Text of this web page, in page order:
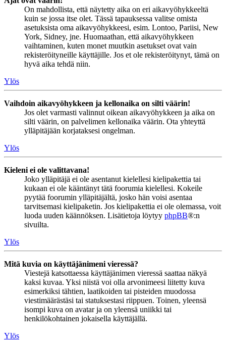
On mahdollista, että näytetty aika on eri aikavyöhykkeeltä
kuin se jossa itse olet. Tässä tapauksessa valitse omista
asetuksista oma aikavyöhykkeesi, esim. Lontoo, Pariisi, New
York, Sidney, jne. Huomaathan, että aikavyöhykkeen
vaihtaminen, kuten monet muutkin asetukset ovat vain
rekisteröityneille käyttäjille. Jos et ole rekisteröitynyt, tämä on
hyvä aika tehdä niin.
Ylös
Vaihdoin aikavyöhykkeen ja kellonaika on silti väärin!
Jos olet varmasti valinnut oikean aikavyöhykkeen ja aika on
silti väärin, on palvelimen kellonaika väärin. Ota yhteyttä
ylläpitäjään korjataksesi ongelman.
Ylös
Kieleni ei ole valittavana!
Joko ylläpitäjä ei ole asentanut kielellesi kielipakettia tai
kukaan ei ole kääntänyt tätä foorumia kielellesi. Kokeile
pyytää foorumin ylläpitäjältä, josko hän voisi asentaa
tarvitsemasi kielipaketin. Jos kielipakettia ei ole olemassa, voit
luoda uuden käännöksen. Lisätietoja löytyy phpBB®:n
sivuilta.
Ylös
Mitä kuvia on käyttäjänimeni vieressä?
Viestejä katsottaessa käyttäjänimen vieressä saattaa näkyä
kaksi kuvaa. Yksi niistä voi olla arvonimeesi liitetty kuva
esimerkiksi tähtien, laatikoiden tai pisteiden muodossa
viestimäärästäsi tai statuksestasi riippuen. Toinen, yleensä
isompi kuva on avatar ja on yleensä uniikki tai
henkilökohtainen jokaisella käyttäjällä.
Ylös